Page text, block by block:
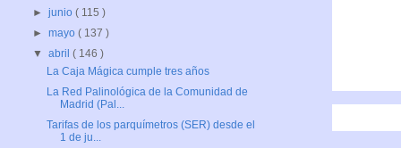
►junio( 115 )
►mayo( 137 )
▼abril( 146 )
La Caja Mágica cumple tres años
La Red Palinológica de la Comunidad de
Madrid (Pal...
Tarifas de los parquímetros (SER) desde el
1 de ju...